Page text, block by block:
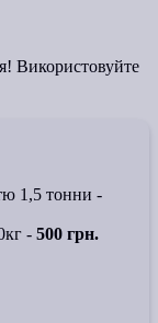
Використовуйте
1,5 тонни -
- 500 грн.